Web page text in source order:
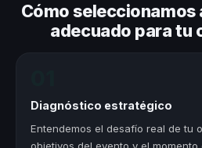
Cómo
adecuado para tu
Diagnóstico estratégico
Entendemos el desafío real de tu
objetivos del evento y el